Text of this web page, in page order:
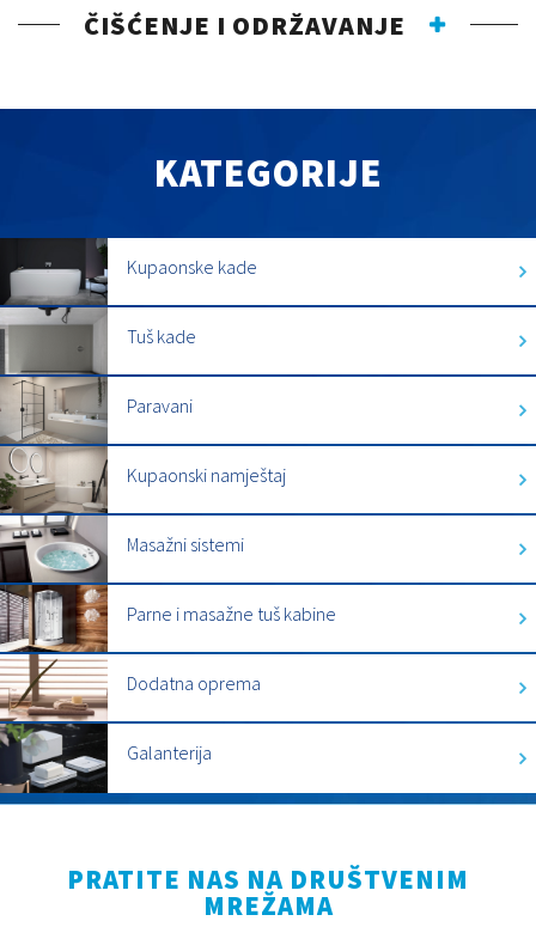
ČIŠĆENJE I ODRŽAVANJE
KATEGORIJE
Kupaonske kade
Tuš kade
Paravani
Kupaonski namještaj
Masažni sistemi
Parne i masažne tuš kabine
Dodatna oprema
Galanterija
PRATITE NAS NA DRUŠTVENIM
MREŽAMA